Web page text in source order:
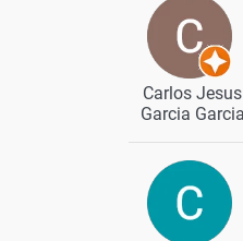
Carlos Jesus
Garcia Garcia